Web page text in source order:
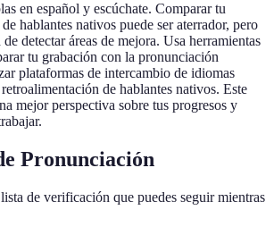
en español y escúchate. Comparar tu
hablantes nativos puede ser aterrador, pero
detectar áreas de mejora. Usa herramientas
tu grabación con la pronunciación
plataformas de intercambio de idiomas
de hablantes nativos. Este
mejor perspectiva sobre tus progresos y
Pronunciación
de verificación que puedes seguir mientras